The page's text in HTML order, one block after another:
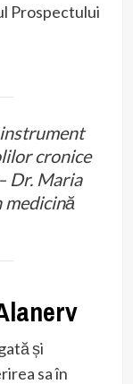
Prospectului
cronice
Dr. Maria
medicină
și
sa în